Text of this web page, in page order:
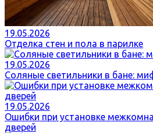
19.05.2026
Отделка стен и пола в парилке
19.05.2026
Соляные светильники в бане:
19.05.2026
Ошибки при установке
дверей